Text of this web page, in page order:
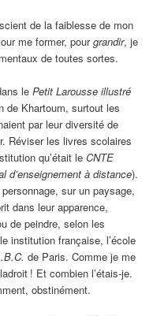
de la faiblesse de mon
me former, pourgrandir, je
de toutes sortes.
lePetit Larousse illustré
de Khartoum, surtout les
par leur diversité de
Réviser les livres scolaires
qu’était leCNTE
d’enseignement à distance).
sur un paysage,
dans leur apparence,
de peindre, selon les
institution française, l’école
de Paris. Comme je me
! Et combien l’étais-je.
obstinément.